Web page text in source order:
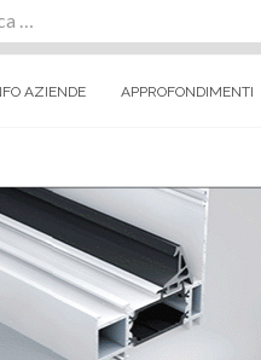
AZIENDE APPROFONDIMENTI